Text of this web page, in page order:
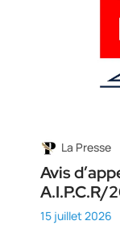
La Presse
Avis
A.I.P.C.R/
15 juillet 2026